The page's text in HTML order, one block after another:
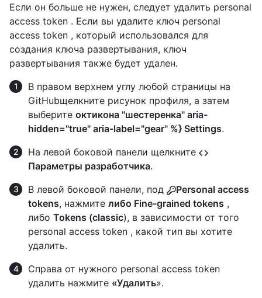
Если он больше не нужен, следует удалить personal
access token . Если вы удалите ключ personal
access token , который использовался для
создания ключа развертывания, ключ
развертывания также будет удален.
В правом верхнем углу любой страницы на
GitHubщелкните рисунок профиля, а затем
выберите октикона "шестеренка" aria-
hidden="true" aria-label="gear" %} Settings.
На левой боковой панели щелкните
Параметры разработчика.
В левой боковой панели, под
Personal access
tokens, нажмите либо Fine-grained tokens ,
либо Tokens (classic), в зависимости от того
personal access token , какой тип вы хотите
удалить.
Справа от нужного personal access token
удалить нажмите «Удалить».